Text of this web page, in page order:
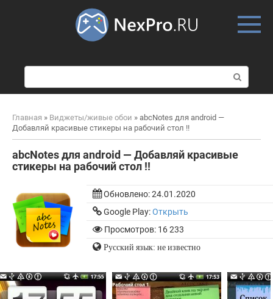
о
и
к
Главная » Виджеты/живые обои » abcNotes для android —
Добавляй красивые стикеры на рабочий стол !!
abcNotes для android — Добавляй красивые
стикеры на рабочий стол !!
Обновлено:24.01.2020
Google Play:Открыть
Просмотров: 16 233
Русский язык: не известно